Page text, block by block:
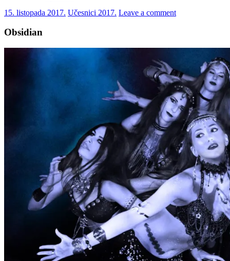
15. listopada 2017. Učesnici 2017. Leave a comment
Obsidian